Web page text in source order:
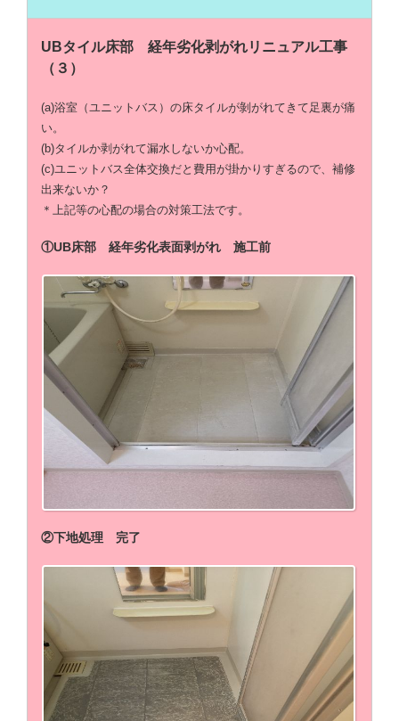
UBタイル床部 経年劣化剥がれリニュアル工事
（３）
(a)浴室（ユニットバス）の床タイルが剝がれてきて足裏が痛
い。
(b)タイルか剥がれて漏水しないか心配。
(c)ユニットバス全体交換だと費用が掛かりすぎるので、補修
出来ないか？
＊上記等の心配の場合の対策工法です。
①UB床部 経年劣化表面剥がれ 施工前
②下地処理 完了